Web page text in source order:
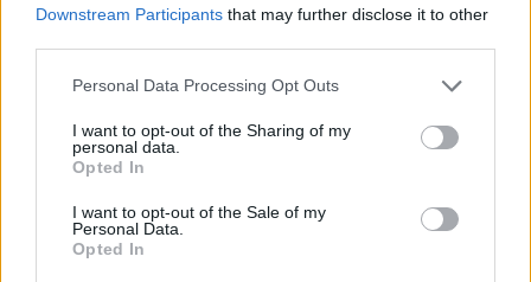
Downstream Participants that may further disclose it to other
Please note that this website/app uses one or more Google
not limited to your visit or usage behaviour. You may click to
grant or deny consent to Google and its third-party tags to
use your data for below specified purposes in below Google
consent section.
Personal Data Processing Opt Outs
I want to opt-out of the Sharing of my
personal data.
Opted In
I want to opt-out of the Sale of my
Personal Data.
Opted In